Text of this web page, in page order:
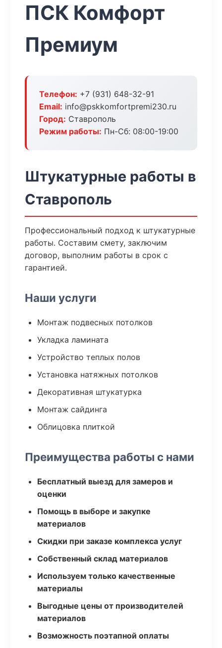
ПСК Комфорт
Премиум
Телефон: +7 (931) 648-32-91
Email: info@pskkomfortpremi230.ru
Город: Ставрополь
Режим работы: Пн-Сб: 08:00-19:00
Штукатурные работы в
Ставрополь
Профессиональный подход к штукатурные
работы. Составим смету, заключим
договор, выполним работы в срок с
гарантией.
Наши услуги
Монтаж подвесных потолков
Укладка ламината
Устройство теплых полов
Установка натяжных потолков
Декоративная штукатурка
Монтаж сайдинга
Облицовка плиткой
Преимущества работы с нами
Бесплатный выезд для замеров и
оценки
Помощь в выборе и закупке
материалов
Скидки при заказе комплекса услуг
Собственный склад материалов
Используем только качественные
материалы
Выгодные цены от производителей
материалов
Возможность поэтапной оплаты